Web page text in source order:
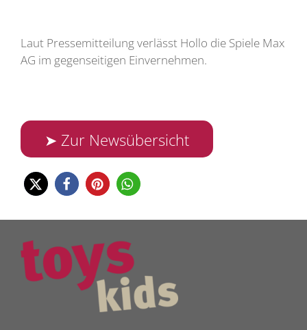
Laut Pressemitteilung verlässt Hollo die Spiele Max
AG im gegenseitigen Einvernehmen.
➤ Zur Newsübersicht